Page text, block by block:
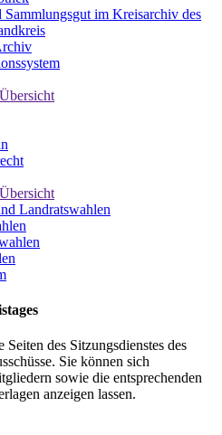
im Kreisarchiv des
Landratswahlen
des Sitzungsdienstes des
Sie können sich
sowie die entsprechenden
anzeigen lassen.